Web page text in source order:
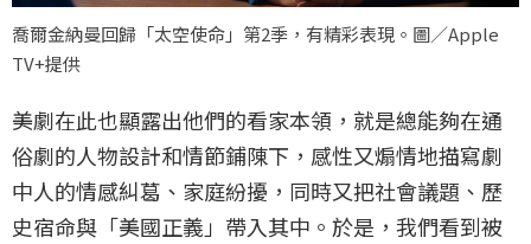
喬爾金納曼回歸「太空使命」第2季，有精彩表現。圖／Apple
TV+提供
美劇在此也顯露出他們的看家本領，就是總能夠在通
俗劇的人物設計和情節鋪陳下，感性又煽情地描寫劇
中人的情感糾葛、家庭紛擾，同時又把社會議題、歷
史宿命與「美國正義」帶入其中。於是，我們看到被